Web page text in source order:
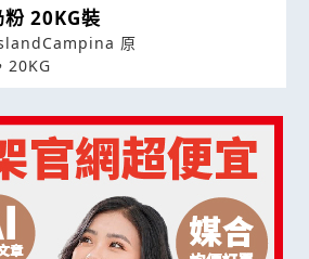
20KG裝
原
20KG